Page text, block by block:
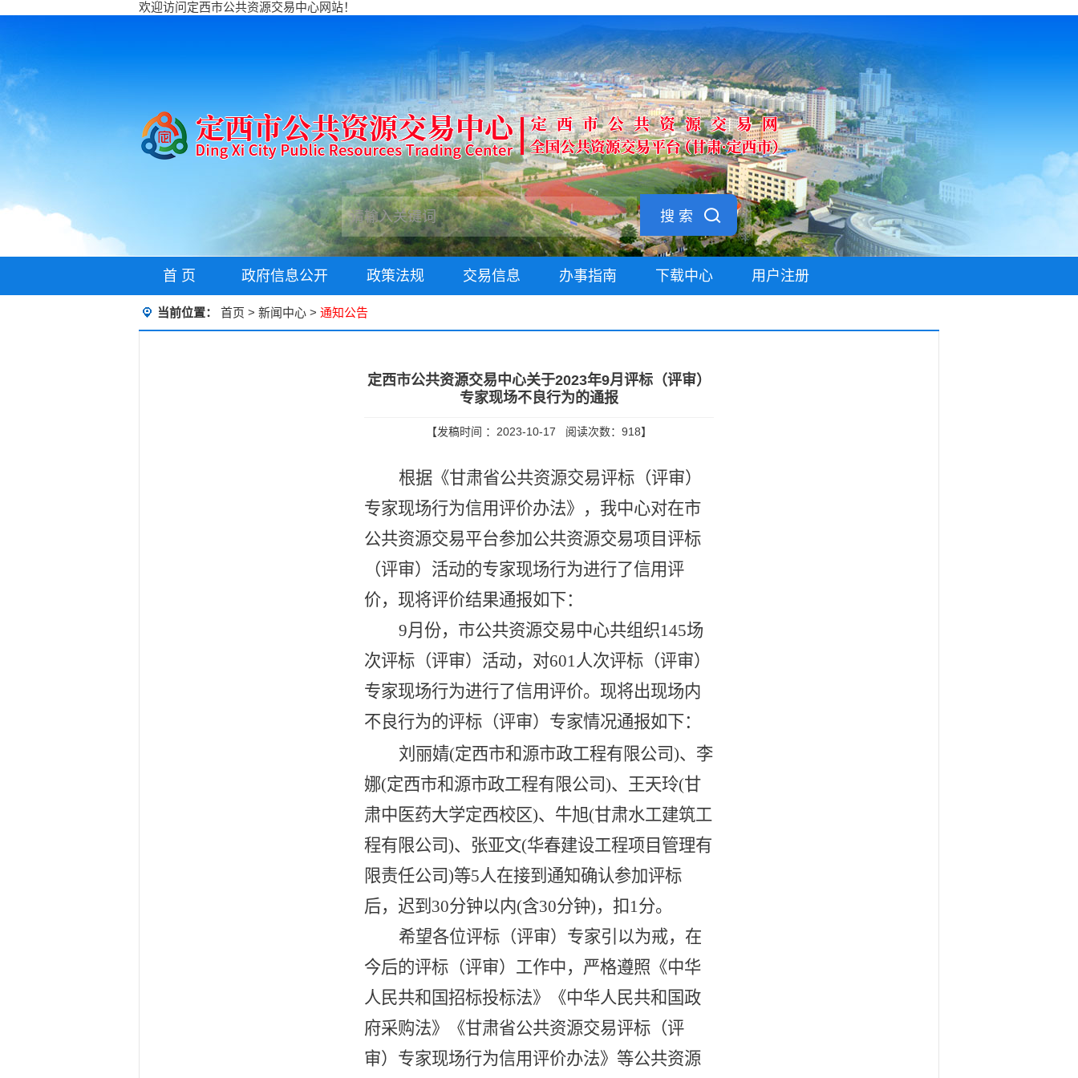
欢迎访问定西市公共资源交易中心网站！
搜 索
首 页 政府信息公开 政策法规 交易信息 办事指南 下载中心 用户注册
当前位置： 首页 > 新闻中心 > 通知公告
定西市公共资源交易中心关于2023年9月评标（评审）
专家现场不良行为的通报
【发稿时间 ：2023-10-17 阅读次数： 918】
根据《甘肃省公共资源交易评标（评审）
专家现场行为信用评价办法》， 我中心对在市
公共资源交易平台参加公共资源交易项目评标
（评审）活动的专家现场行为进行了信用评
价，现将评价结果通报如下：
9月份，市公共资源交易中心共组织145场
次评标（评审）活动，对601人次评标（评审）
专家现场行为进行了信用评价。现将出现场内
不良行为的评标（评审）专家情况通报如下：
刘丽婧(定西市和源市政工程有限公司)、李
娜(定西市和源市政工程有限公司)、王天玲(甘
肃中医药大学定西校区)、牛旭(甘肃水工建筑工
程有限公司)、张亚文(华春建设工程项目管理有
限责任公司)等5人在接到通知确认参加评标
后，迟到 30分钟以内(含30分钟)，扣1分。
希望各位评标（评审）专家引以为戒，在
今后的评标（评审）工作中，严格遵照 《中华
人民共和国招标投标法》《中华人民共和国政
府采购法》
《甘肃省公共资源交易评标（评
审）专家现场行为信用评价办法》等公共资源